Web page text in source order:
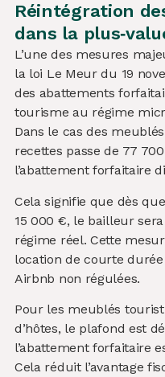
Réintégration
dans la
L’une des mesures
la loi Le Meur du 19
des abattements
tourisme au régime
Dans le cas des
recettes passe de 77
l’abattement forfaitaire
Cela signifie que dès
15 000 €, le bailleur
régime réel. Cette
location de courte
Airbnb non régulées.
Pour les meublés
d’hôtes, le plafond est
l’abattement forfaitaire
Cela réduit l’avantage